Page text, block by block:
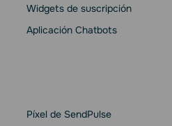
Widgets de suscripción
Aplicación Chatbots
Píxel de SendPulse